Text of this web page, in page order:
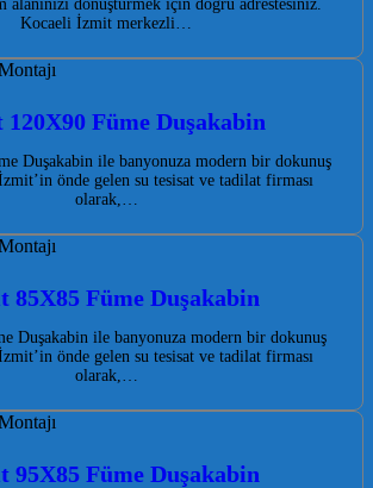
alanınızı dönüştürmek için doğru adrestesiniz.
Kocaeli İzmit merkezli…
Füme Duşakabin
Duşakabin ile banyonuza modern bir dokunuş
önde gelen su tesisat ve tadilat firması
olarak,…
85X85 Füme Duşakabin
Duşakabin ile banyonuza modern bir dokunuş
önde gelen su tesisat ve tadilat firması
olarak,…
95X85 Füme Duşakabin